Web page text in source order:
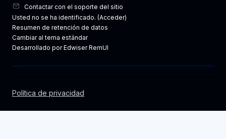
Contactar con el soporte del sitio
Usted no se ha identificado. (Acceder)
Resumen de retención de datos
Cambiar al tema estándar
Desarrollado por Edwiser RemUI
Política de privacidad